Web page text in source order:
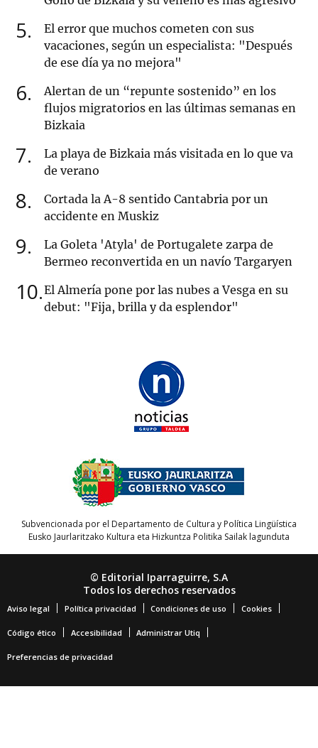
5
El error que muchos cometen con sus
vacaciones, según un especialista: "Después
de ese día ya no mejora"
6
Alertan de un “repunte sostenido” en los
flujos migratorios en las últimas semanas en
Bizkaia
7
La playa de Bizkaia más visitada en lo que va
de verano
8
Cortada la A-8 sentido Cantabria por un
accidente en Muskiz
9
La Goleta 'Atyla' de Portugalete zarpa de
Bermeo reconvertida en un navío Targaryen
10 El Almería pone por las nubes a Vesga en su
debut: "Fija, brilla y da esplendor"
Subvencionada por el Departamento de Cultura y Política Lingüística
Eusko Jaurlaritzako Kultura eta Hizkuntza Politika Sailak lagunduta
© Editorial Iparraguirre, S.A
Todos los derechos reservados
Aviso legal Política privacidad Condiciones de uso Cookies
Código ético Accesibilidad Administrar Utiq
Preferencias de privacidad